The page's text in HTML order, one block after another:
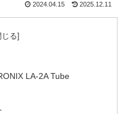
2024.04.15 2025.12.11
LA-2A Tube